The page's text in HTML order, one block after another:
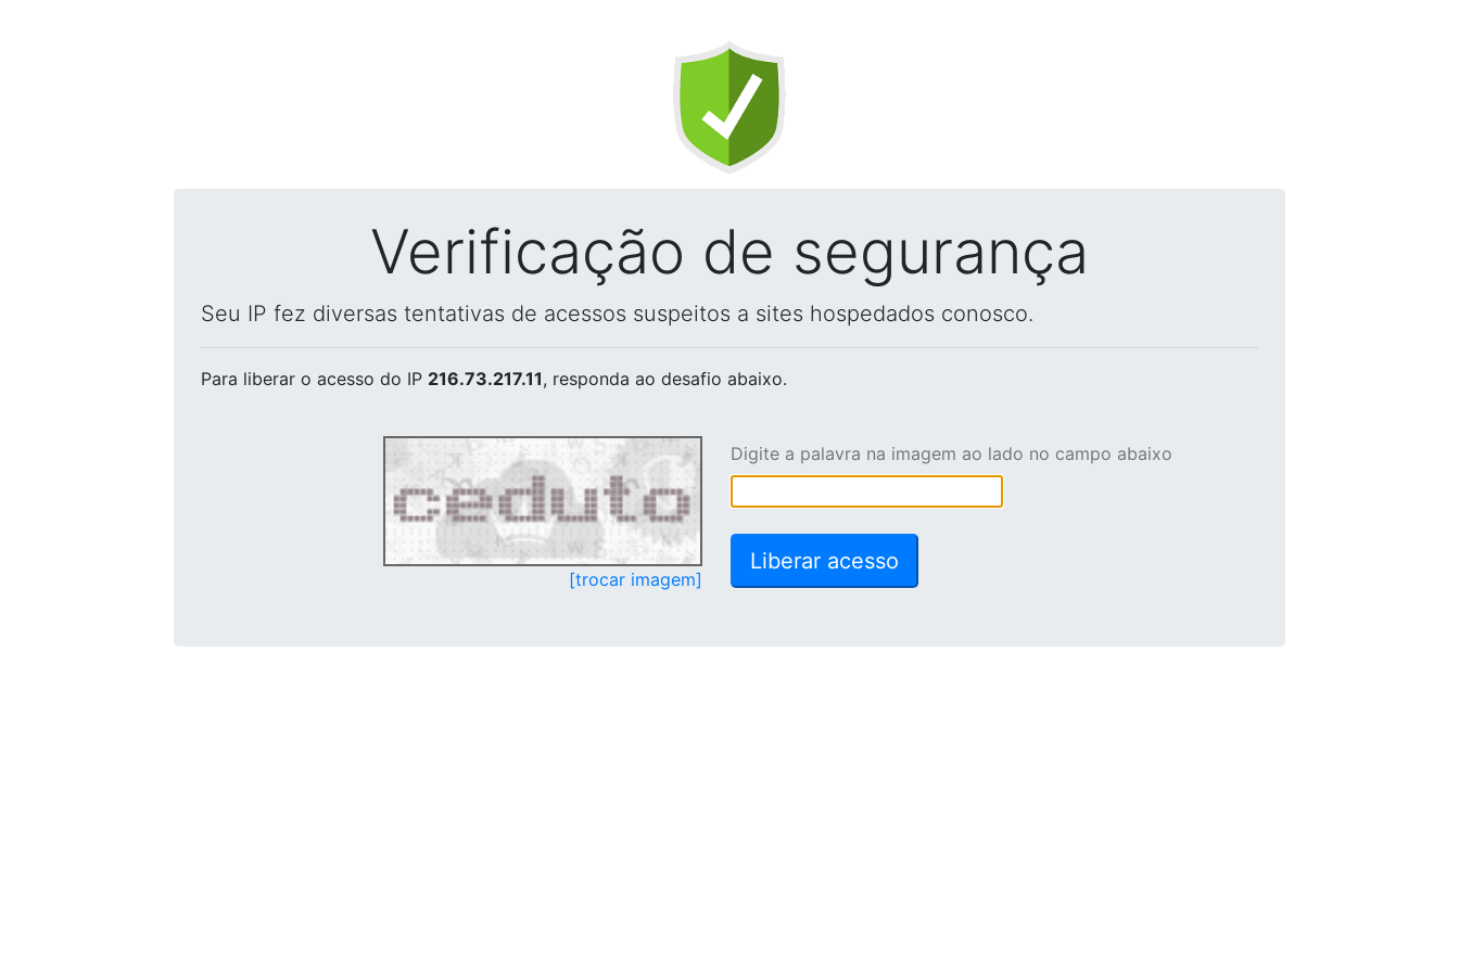
Verificação de segurança
Seu IP fez diversas tentativas de acessos suspeitos a sites hospedados conosco.
Para liberar o acesso do IP 216.73.217.11, responda ao desafio abaixo.
[trocar imagem]
Digite a palavra na imagem ao lado no campo abaixo